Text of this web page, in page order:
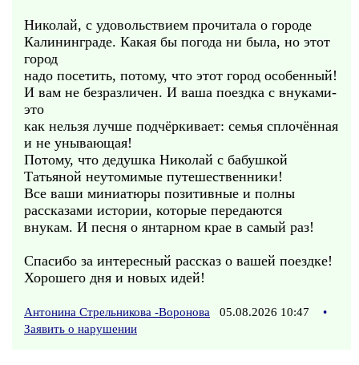
Николай, с удовольствием прочитала о городе
Калининграде. Какая бы погода ни была, но этот
город
надо посетить, потому, что этот город особенный!
И вам не безразличен. И ваша поездка с внуками-
это
как нельзя лучше подчёркивает: семья сплочённая
и не унывающая!
Потому, что дедушка Николай с бабушкой
Татьяной неутомимые путешественники!
Все ваши миниатюры позитивные и полны
рассказами истории, которые передаются
внукам. И песня о янтарном крае в самый раз!
Спасибо за интересный рассказ о вашей поездке!
Хорошего дня и новых идей!
Антонина Стрельникова -Воронова 05.08.2026 10:47
•
Заявить о нарушении